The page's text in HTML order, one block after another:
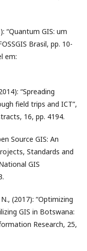
“Quantum GIS: um
Brasil, pp. 10-
em:
“Spreading
field trips and ICT”,
16, pp. 4194.
Source GIS: An
Standards and
GIS
(2017): “Optimizing
GIS in Botswana:
Research, 25,